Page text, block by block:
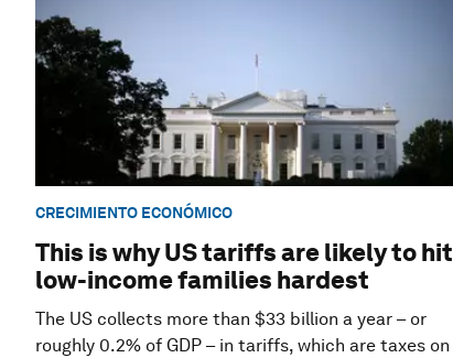
CRECIMIENTO ECONÓMICO
This is why US tariffs are likely to hit
low-income families hardest
The US collects more than $33 billion a year – or
roughly 0.2% of GDP – in tariffs, which are taxes on